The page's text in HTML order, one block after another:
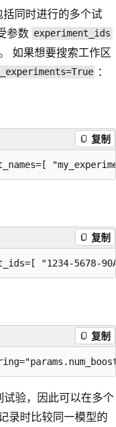
同时进行的多个试
参数 experiment_ids
如果想要搜索工作区
：
复制
复制
复制
验，因此可以在多个
录时比较同一模型的